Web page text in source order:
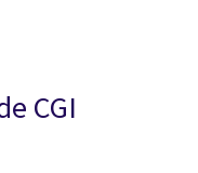
CGI